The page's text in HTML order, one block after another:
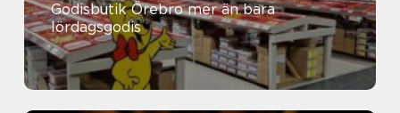
Godisbutik Örebro mer än bara
lördagsgodis